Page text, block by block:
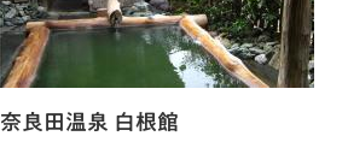
奈良田温泉 白根館